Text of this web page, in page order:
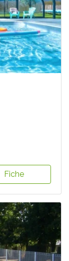
Fiche